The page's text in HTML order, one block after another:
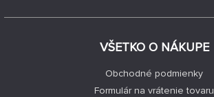
VŠETKO O NÁKUPE
Obchodné podmienky
Formulár na vrátenie tovaru